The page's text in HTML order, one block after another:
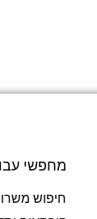
מחפשי
חיפוש